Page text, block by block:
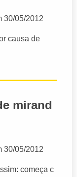
30/05/2012
causa de
mirand
30/05/2012
começa c